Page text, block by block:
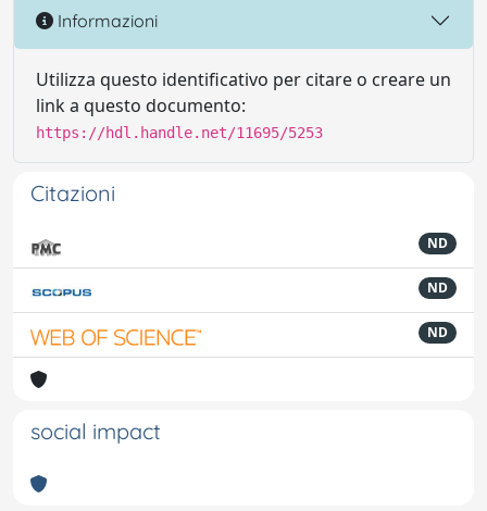
Informazioni
Utilizza questo identificativo per citare o creare un
link a questo documento:
https://hdl.handle.net/11695/5253
Citazioni
ND
ND
ND
social impact